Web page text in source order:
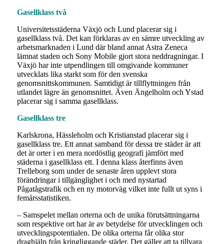
Gasellklass två
Universitetsstäderna Växjö och Lund placerar sig i
gasellklass två. Det kan förklaras av en sämre utveckling av
arbetsmarknaden i Lund där bland annat Astra Zeneca
lämnat staden och Sony Mobile gjort stora neddragningar. I
Växjö har inte utpendlingen till omgivande kommuner
utvecklats lika starkt som för den svenska
genomsnittskommunen. Samtidigt är tillflyttningen från
utlandet lägre än genomsnittet. Även Ängelholm och Ystad
placerar sig i samma gasellklass.
Gasellklass tre
Karlskrona, Hässleholm och Kristianstad placerar sig i
gasellklass tre. Ett annat samband för dessa tre städer är att
det är orter i en mera nordöstlig geografi jämfört med
städerna i gasellklass ett. I denna klass återfinns även
Trelleborg som under de senaste åren upplevt stora
förändringar i tillgänglighet i och med nystartad
Pågatågstrafik och en ny motorväg vilket inte fullt ut syns i
femårsstatistiken.
– Samspelet mellan orterna och de unika förutsättningarna
som respektive ort har är av betydelse för utvecklingen och
utvecklingspotentialen. De olika orterna får olika stor
draghjälp från kringliggande städer. Det gäller att ta tillvara